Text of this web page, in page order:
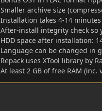
Smaller archive size
Installation takes 4-14
After-install integrity check so
HDD space after installation:
Language can be changed in
Repack uses XTool library by
At least 2 GB of free RAM